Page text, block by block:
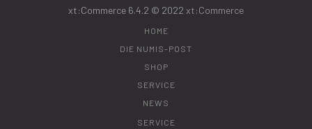
xt:Commerce 6.4.2 © 2022 xt:Commerce
HOME
DIE NUMIS-POST
SHOP
SERVICE
NEWS
SERVICE